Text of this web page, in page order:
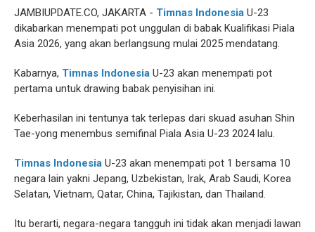
JAMBIUPDATE.CO, JAKARTA - Timnas Indonesia U-23
dikabarkan menempati pot unggulan di babak Kualifikasi Piala
Asia 2026, yang akan berlangsung mulai 2025 mendatang.
Kabarnya, Timnas Indonesia U-23 akan menempati pot
pertama untuk drawing babak penyisihan ini.
Keberhasilan ini tentunya tak terlepas dari skuad asuhan Shin
Tae-yong menembus semifinal Piala Asia U-23 2024 lalu.
Timnas Indonesia U-23 akan menempati pot 1 bersama 10
negara lain yakni Jepang, Uzbekistan, Irak, Arab Saudi, Korea
Selatan, Vietnam, Qatar, China, Tajikistan, dan Thailand.
Itu berarti, negara-negara tangguh ini tidak akan menjadi lawan